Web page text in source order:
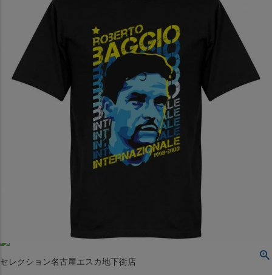
大阪府大阪市中央区西心斎橋1丁目6番14号
TEL:06-4708-3300
MAP
営業：土・日・祝日のみ 12:00-18:00
東京都千代田区神田三崎町２丁目２２−１ 1F
セレクション名古屋エスカ地下街店